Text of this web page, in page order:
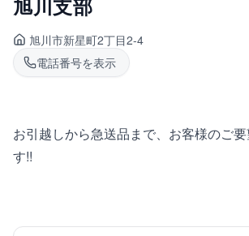
旭川支部
旭川市新星町2丁目2-4
電話番号を表示
お引越しから急送品まで、お客様のご
す!!